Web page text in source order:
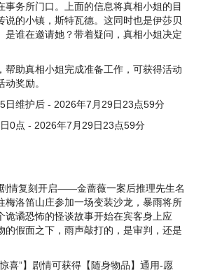
事务所门口。上面的信息将真相小姐的目
说的小镇，斯特瓦德。这同时也是伊莎贝
是谁在邀请她？带着疑问，真相小姐决定
帮助真相小姐完成准备工作，可获得活动
奖励。
日维护后 - 2026年7月29日23点59分
0点 - 2026年7月29日23点59分
情复刻开启——金蔷薇一案后推理先生名
梅洛笛山庄参加一场变装沙龙，暴雨将所
诡谲恐怖的怪谈故事开始在宾客身上应
假面之下，雨声敲打的，是审判，还是
喜”】剧情可获得【随身物品】通用-愿